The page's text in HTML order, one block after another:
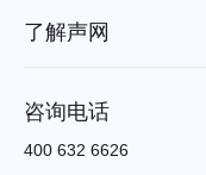
了解声网
咨询电话
400 632 6626